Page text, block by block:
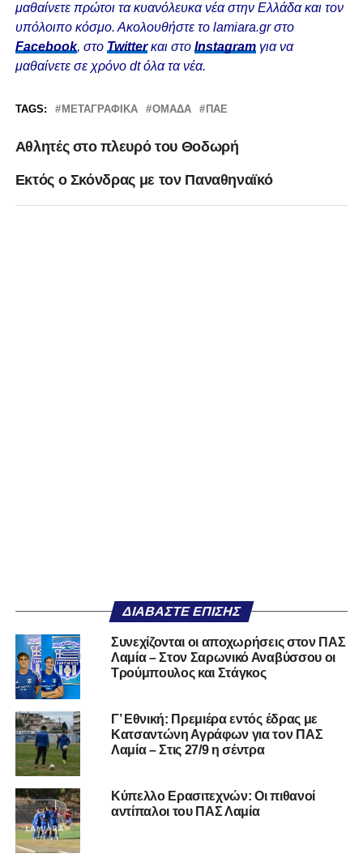
μαθαίνετε πρώτοι τα κυανόλευκα νέα στην Ελλάδα και τον
υπόλοιπο κόσμο. Ακολουθήστε το lamiara.gr στο
Facebook, στο Twitterκαι στο Instagram για να
μαθαίνετε σε χρόνο dt όλα τα νέα.
TAGS: ΜΕΤΑΓΡΑΦΙΚΆ ΟΜΆΔΑ ΠΑΕ
Αθλητές στο πλευρό του Θοδωρή
Εκτός ο Σκόνδρας με τον Παναθηναϊκό
ΔΙΑΒΆΣΤΕ ΕΠΊΣΗΣ
Συνεχίζονται οι αποχωρήσεις στον ΠΑΣ
Λαμία – Στον Σαρωνικό Αναβύσσου οι
Τρούμπουλος και Στάγκος
Γ’ Εθνική: Πρεμιέρα εντός έδρας με
Κατσαντώνη Αγράφων για τον ΠΑΣ
Λαμία – Στις 27/9 η σέντρα
Κύπελλο Ερασιτεχνών: Οι πιθανοί
αντίπαλοι του ΠΑΣ Λαμία